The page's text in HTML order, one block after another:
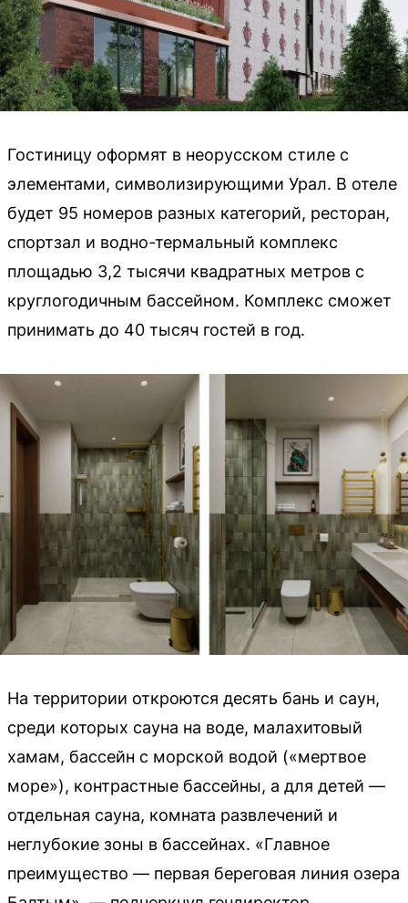
Гостиницу оформят в неорусском стиле с
элементами, символизирующими Урал. В отеле
будет 95 номеров разных категорий, ресторан,
спортзал и водно-термальный комплекс
площадью 3,2 тысячи квадратных метров с
круглогодичным бассейном. Комплекс сможет
принимать до 40 тысяч гостей в год.
На территории откроются десять бань и саун,
среди которых сауна на воде, малахитовый
хамам, бассейн с морской водой («мертвое
море»), контрастные бассейны, а для детей —
отдельная сауна, комната развлечений и
неглубокие зоны в бассейнах. «Главное
преимущество — первая береговая линия озера